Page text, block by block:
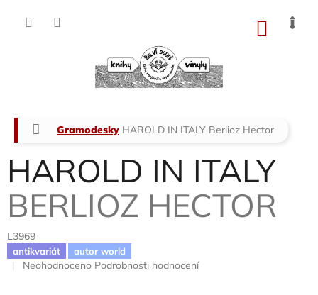
Domů
Gramodesky HAROLD IN ITALY Berlioz Hector
HAROLD IN ITALY
BERLIOZ HECTOR
L3969
antikvariát autor world
Průměrné
Neohodnoceno Podrobnosti hodnocení